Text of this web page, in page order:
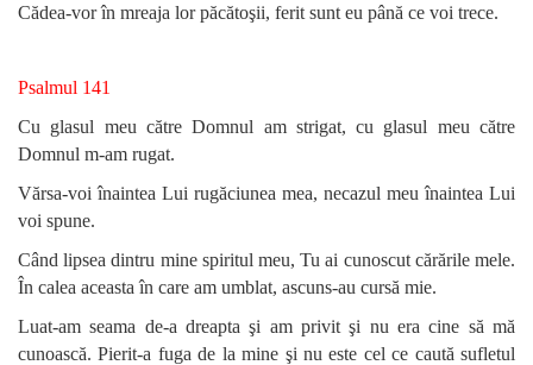
Cădea-vor în mreaja lor păcătoşii, ferit sunt eu până ce voi trece.
Psalmul 141
Cu glasul meu către Domnul am strigat, cu glasul meu către
Domnul m-am rugat.
Vărsa-voi înaintea Lui rugăciunea mea, necazul meu înaintea Lui
voi spune.
Când lipsea dintru mine spiritul meu, Tu ai cunoscut cărările mele.
În calea aceasta în care am umblat, ascuns-au cursă mie.
Luat-am seama de-a dreapta şi am privit şi nu era cine să mă
cunoască. Pierit-a fuga de la mine şi nu este cel ce caută sufletul